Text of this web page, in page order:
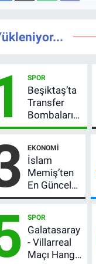
SPOR
Beşiktaş’ta
Transfer
Bombaları
Peş Peşe!
Vlahovic’i
Açıkladı, 5
Yıldız Daha
Listede
EKONOMI
İslam
Memiş’ten
En Güncel
Altın
Gram Altın
İçin 6.350
TL Uyarısı,
Yıl Sonu
SPOR
Galatasaray
- Villarreal
Maçı Hangi